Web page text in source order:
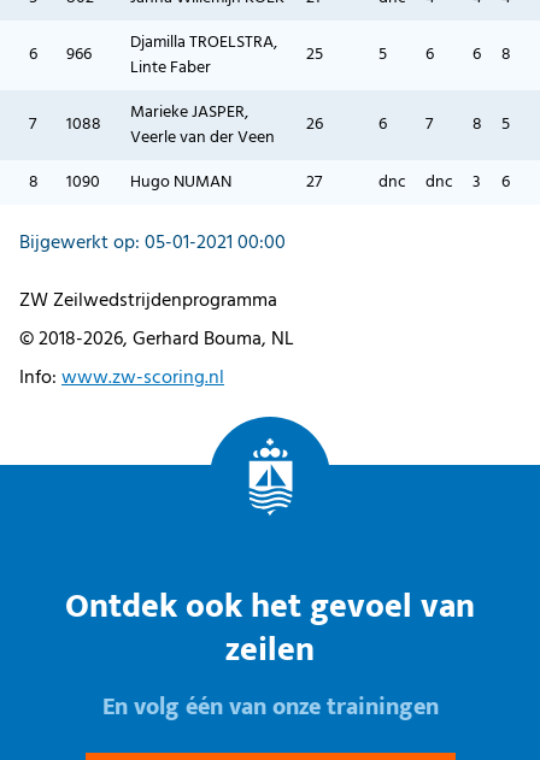
6 966
Djamilla TROELSTRA,
Linte Faber
25 5 6 6 8
7 1088
Marieke JASPER,
Veerle van der Veen
26 6 7 8 5
8 1090 Hugo NUMAN 27 dnc dnc 3 6
Bijgewerkt op: 05-01-2021 00:00
ZW Zeilwedstrijdenprogramma
© 2018-2026, Gerhard Bouma, NL
Info:www.zw-scoring.nl
Ontdek ook het gevoel van
zeilen
En volg één van onze trainingen